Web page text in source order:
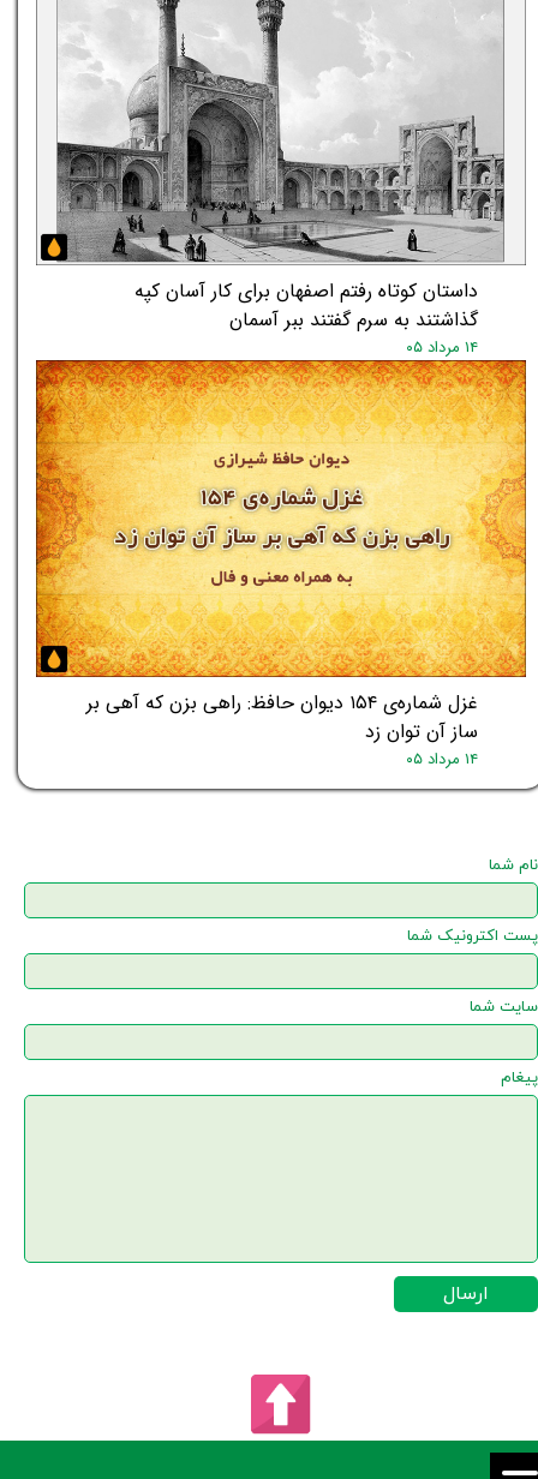
داستان کوتاه رفتم اصفهان برای کار آسان کپه
گذاشتند به سرم گفتند ببر آسمان
۱۴ مرداد ۰۵
غزل شماره‌ی ۱۵۴ دیوان حافظ: راهی بزن که آهی بر
ساز آن توان زد
۱۴ مرداد ۰۵
نام شما
پست اکترونیک شما
سایت شما
پیغام
ارسال